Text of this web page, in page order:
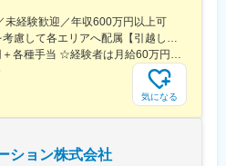
未経験歓迎／年収600万円以上可
【U・Iターン歓迎】希望を考慮して各エリアへ配属【引越し代は会社全額負担】■本社 東京都中央区築地1-13-1 銀座松竹スクエア9F■勤務エリア：（1）北海道：北海道（2）東北：青森・秋田・岩手・山形・宮城・福島（3）関東：東京・神奈川・千葉・埼玉・茨城・栃木・群馬（4）甲信越：新潟・長野・山梨（5）東海：愛知・岐阜・三重・静岡（6）北陸：富山・石川・福井（7）近畿：大阪・京都・滋賀・奈良・和歌山・兵庫（8）中国：岡山・広島・山口・島根・鳥取（9）四国：香川・徳島・高知・愛媛（10）九州：福岡・大分・宮崎・鹿児島・熊本・佐賀・長崎・沖縄※勤務地限定～全国転勤（規定あり）の選択可能※配属エリアは希望を考慮して決定いたします。希望範囲外への転勤はありません。※変更の範囲：会社の定める事業所（リモートワーク含む）
月給41万6,667円～75万円＋各種手当 ☆経験者は月給60万円以上！・・・・・・■未経験者：月給41万6,667円～＋各種手当※上記には固定残業代（7万9,114円～／30時間分）を含みます。※超過分は別途全額支給いたします。◎手当を含めれば初年度から年収600万円以上も可能！・・・・・・■経験者：月給60万円～75万円＋各種手当※上記には固定残業代（11万760円～／30時間分）を含みます。※超過分は別途全額支給いたします。＜年収例＞◎初年度年収は700万円以上！◎最大年収900万円以上も目指せる♪・・・・・・＼社員の年収例／ 800万円／36歳（入社3年） 860万円／42歳（入社4年） 920万円／45歳（入社6年） ※諸手当含む
気になる
ション株式会社